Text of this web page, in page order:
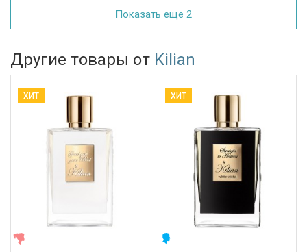
Показать еще 2
Другие товары от Kilian
ХИТ ХИТ